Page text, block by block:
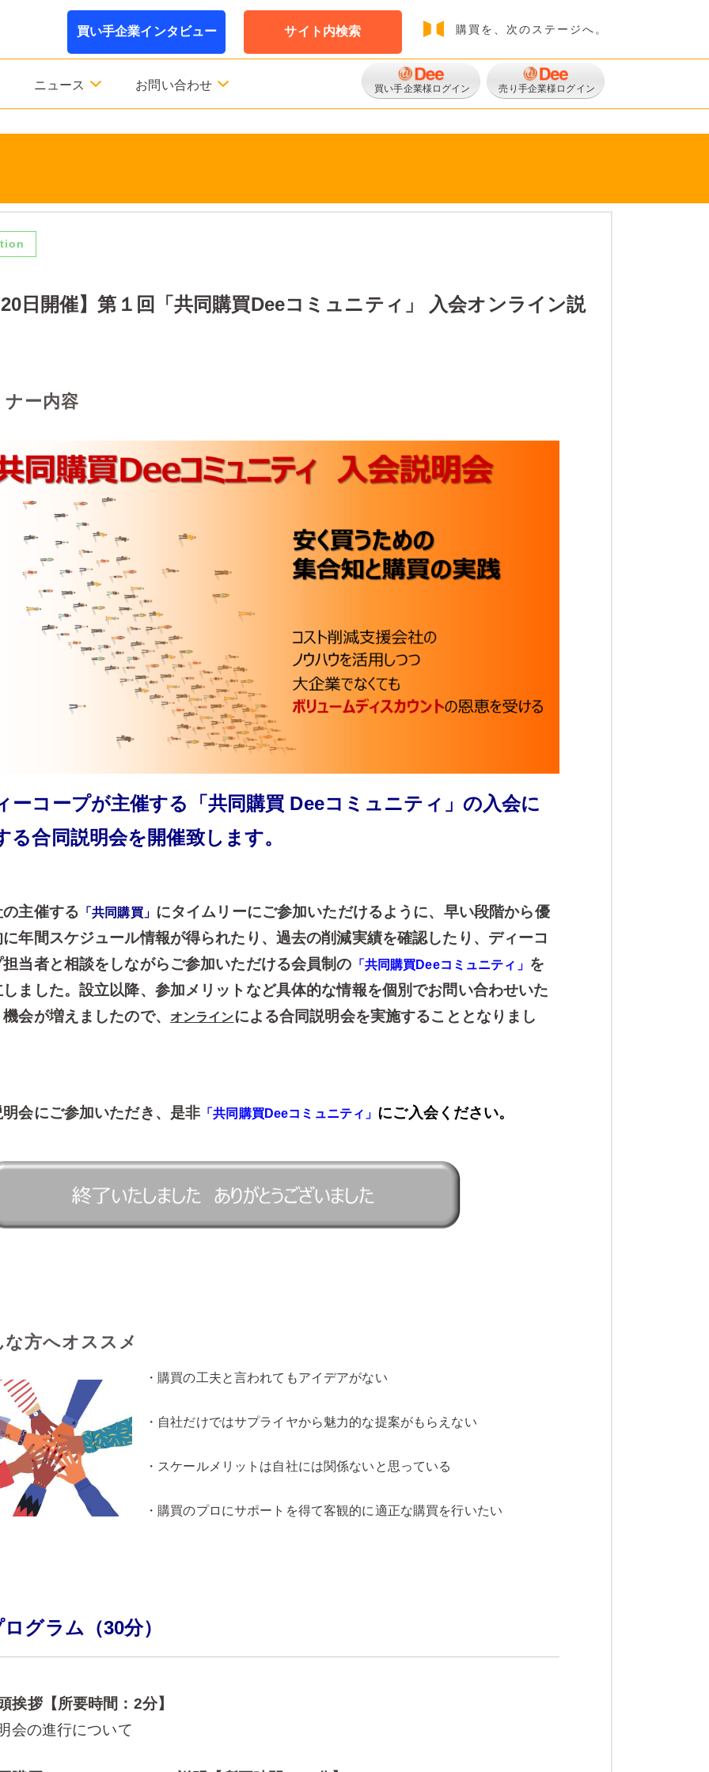
購買を、次のステージへ。
サイト内検索
買い手企業インタビュー
ニュース お問い合わせ 売り手企業様ログイン
買い手企業様ログイン
日開催】第１回「共同購買Deeコミュニティ」 入会オンライン説
ナー内容
ーコープが主催する「共同購買 Deeコミュニティ」の入会に
る合同説明会を開催致します。
主催する 「共同購買」 にタイムリーにご参加いただけるように、早い段階から優
年間スケジュール情報が得られたり、過去の削減実績を確認したり、ディーコ
担当者と相談をしながらご参加いただける会員制の 「共同購買Deeコミュニティ」 を
しました。設立以降、参加メリットなど具体的な情報を個別でお問い合わせいた
会が増えましたので、
オンラインによる合同説明会を実施することとなりまし
明会にご参加いただき、是非 「共同購買Deeコミュニティ」 にご入会ください。
な方へオススメ
・購買の工夫と言われてもアイデアがない
・自社だけではサプライヤから魅力的な提案がもらえない
・スケールメリットは自社には関係ないと思っている
・購買のプロにサポートを得て客観的に適正な購買を行いたい
グラム（30分）
挨拶【所要時間：2分】
会の進行について